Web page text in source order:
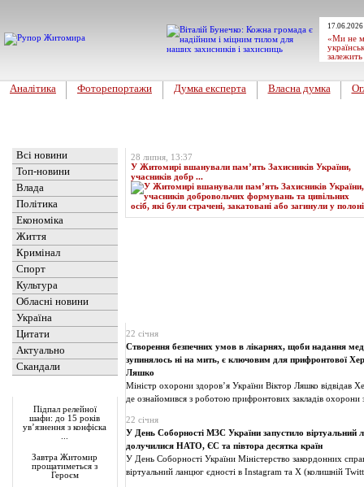
«Ми не
Аналітика Фоторепортажи Думка експерта Власна думка
Всі новини
Топ-новини
Влада
Політика
Економіка
Життя
Кримінал
Спорт
Культура
Обласні новини
Україна
Цитати
Актуально
Скандали
Підпал релейної
шафи: до 15 років
ув’язнення з конфіска
Завтра Житомир
прощатиметься з
Героєм
28 липня, 13:37
У Житомирі вшанували пам’ять Захисників України,
учасників добр ...
22 січня
Створення безпечних умов в лікарнях, щоби надання
зупинялось ні на мить, є ключовим для прифронтової
Ляшко
Міністр охорони здоров’я України Віктор Ляшко відвідав
де ознайомився з роботою прифронтових закладів
22 січня
У День Соборності МЗС України запустило віртуальний
долучилися НАТО, ЄС та півтора десятка країн
У День Соборності України Міністерство закордонних
віртуальний ланцюг єдності в Instagram та X (колишній